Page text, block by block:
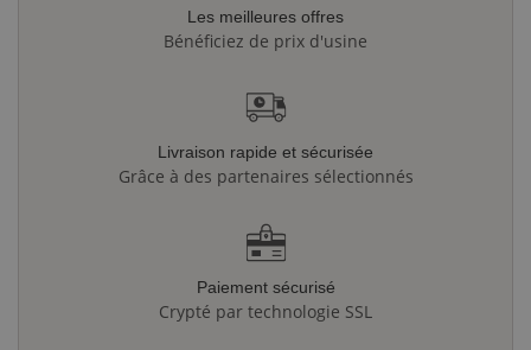
Les meilleures offres
Bénéficiez de prix d'usine
Livraison rapide et sécurisée
Grâce à des partenaires sélectionnés
Paiement sécurisé
Crypté par technologie SSL